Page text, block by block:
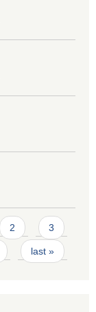
2 3
last »